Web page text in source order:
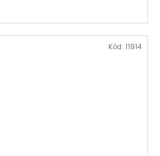
Kód: 11914